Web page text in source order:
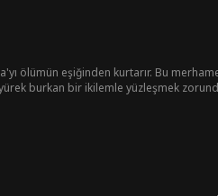
ölümün eşiğinden kurtarır. Bu
burkan bir ikilemle yüzleşmek